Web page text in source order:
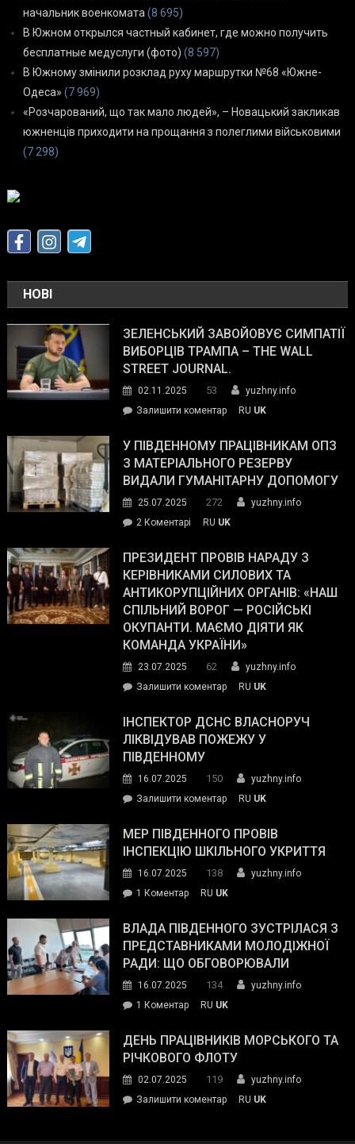
начальник военкомата (8 695)
В Южном открылся частный кабинет, где можно получить
бесплатные медуслуги (фото) (8 597)
В Южному змінили розклад руху маршрутки №68 «Южне-
Одеса» (7 969)
«Розчарований, що так мало людей», – Новацький закликав
южненців приходити на прощання з полеглими військовими
(7 298)
НОВІ
ЗЕЛЕНСЬКИЙ ЗАВОЙОВУЄ СИМПАТІЇ
ВИБОРЦІВ ТРАМПА – THE WALL
STREET JOURNAL.
02.11.2025 53
yuzhny.info
Залишити коментарon
завойовує
симпатії
виборців
The
Street
Journal.
RU UK
У ПІВДЕННОМУ ПРАЦІВНИКАМ ОПЗ
З МАТЕРІАЛЬНОГО РЕЗЕРВУ
ВИДАЛИ ГУМАНІТАРНУ ДОПОМОГУ
25.07.2025 272
yuzhny.info
2 Коментарі
Південному
працівникам
ОПЗ
з
матеріального
резерву
гуманітарну
допомогу
RU UK
ПРЕЗИДЕНТ ПРОВІВ НАРАДУ З
КЕРІВНИКАМИ СИЛОВИХ ТА
АНТИКОРУПЦІЙНИХ ОРГАНІВ: «НАШ
СПІЛЬНИЙ ВОРОГ — РОСІЙСЬКІ
ОКУПАНТИ. МАЄМО ДІЯТИ ЯК
КОМАНДА УКРАЇНИ»
23.07.2025 62
yuzhny.info
Залишити коментарon
провів
нараду
силових
та
органів:
«Наш
спільний
окупанти.
Маємо
діяти
команда
RU UK
ІНСПЕКТОР ДСНС ВЛАСНОРУЧ
ЛІКВІДУВАВ ПОЖЕЖУ У
ПІВДЕННОМУ
16.07.2025 150
yuzhny.info
Залишити коментарon
ДСНС
власноруч
пожежу
у
RU UK
МЕР ПІВДЕННОГО ПРОВІВ
ІНСПЕКЦІЮ ШКІЛЬНОГО УКРИТТЯ
16.07.2025 138
yuzhny.info
1 Коментардо
Південного
провів
інспекцію
укриття
RU UK
ВЛАДА ПІВДЕННОГО ЗУСТРІЛАСЯ З
ПРЕДСТАВНИКАМИ МОЛОДІЖНОЇ
РАДИ: ЩО ОБГОВОРЮВАЛИ
16.07.2025 134
yuzhny.info
1 Коментардо
Південного
зустрілася
представниками
молодіжної
RU UK
ДЕНЬ ПРАЦІВНИКІВ МОРСЬКОГО ТА
РІЧКОВОГО ФЛОТУ
02.07.2025 119
yuzhny.info
Залишити коментарon
RU UK